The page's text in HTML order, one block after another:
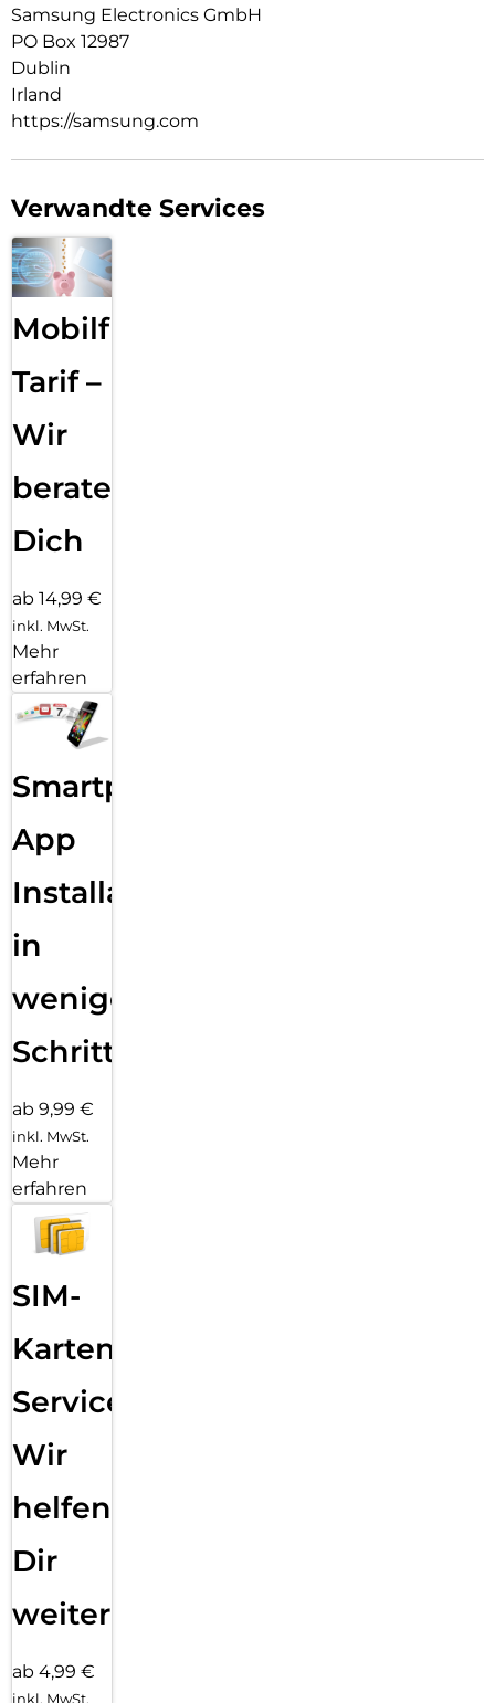
Samsung Electronics GmbH
PO Box 12987
Dublin
Irland
https://samsung.com
Verwandte Services
Mobilfunk
Tarif –
Wir
beraten
Dich
ab 14,99 €
inkl. MwSt.
Mehr
erfahren
Smartphone
App
Installation
in
wenigen
Schritten
ab 9,99 €
inkl. MwSt.
Mehr
erfahren
SIM-
Karten
Service:
Wir
helfen
Dir
weiter
ab 4,99 €
inkl. MwSt.